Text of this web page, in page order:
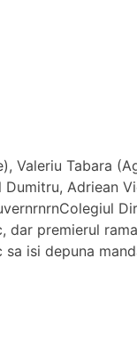
Valeriu Tabara
Adriean
premierul
isi depuna